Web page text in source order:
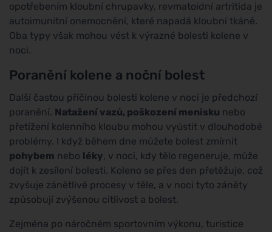
opotřebením kloubní chrupavky, revmatoidní artritida je
autoimunitní onemocnění, které napadá kloubní tkáně.
Oba typy však mohou vést k výrazné bolesti kolene v
noci.
Poranění kolene a noční bolest
Další častou příčinou bolesti kolene v noci je předchozí
poranění. Natažení vazů, poškození menisku nebo
přetížení kolenního kloubu mohou vyústit v dlouhodobé
problémy. I když během dne můžete bolest zmírnit
pohybem nebo léky, v noci, kdy tělo regeneruje, může
dojít k zesílení bolesti. Koleno se přes den přetěžuje, což
zvyšuje zánětlivé procesy v těle, a v noci tyto záněty
způsobují zvýšenou citlivost a bolest.
Zejména po náročném sportovním výkonu, turistice